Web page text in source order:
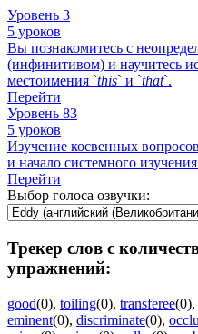
Уровень 3
5 уроков
Вы познакомитесь с
(инфинитивом) и научитесь
местоимения `this` и `that`.
Перейти
Уровень 83
5 уроков
Изучение косвенных
и начало системного
Перейти
Выбор голоса озвучки:
Трекер слов с
упражнений:
good(0), toiling(0), transferee(0),
eminent(0), discriminate(0),